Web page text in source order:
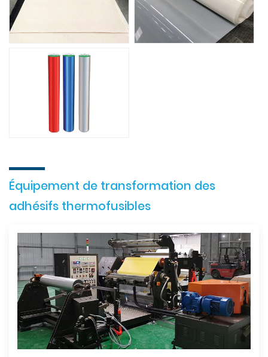
Équipement de transformation des
adhésifs thermofusibles